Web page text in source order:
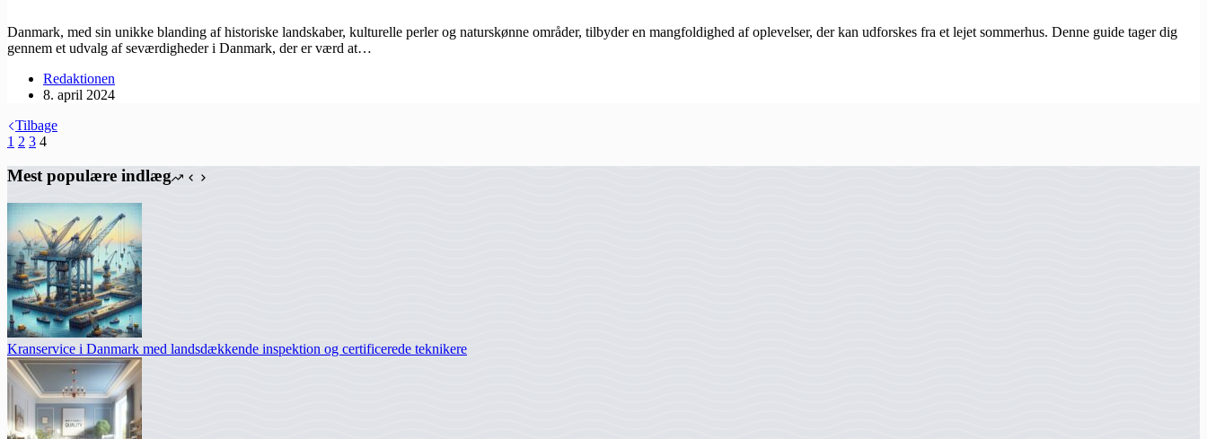
Danmark, med sin unikke blanding af historiske landskaber, kulturelle perler og naturskønne områder, tilbyder en mangfoldighed af oplevelser, der kan udforskes fra et lejet sommerhus. Denne guide tager dig
gennem et udvalg af seværdigheder i Danmark, der er værd at…
Redaktionen
8. april 2024
Tilbage
1 2 3 4
Mest populære indlæg
Kranservice i Danmark med landsdækkende inspektion og certificerede teknikere